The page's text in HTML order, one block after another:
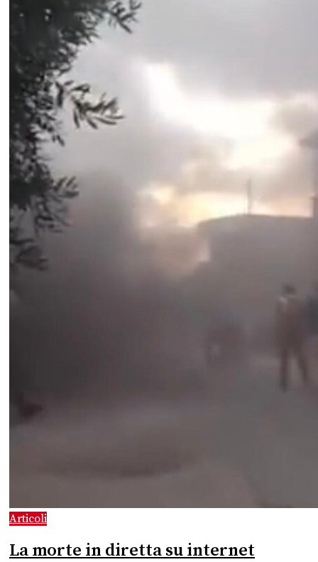
Articoli
La morte in diretta su internet